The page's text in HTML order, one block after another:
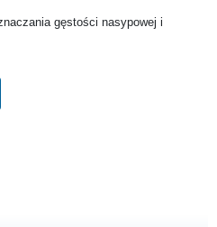
gęstości nasypowej i